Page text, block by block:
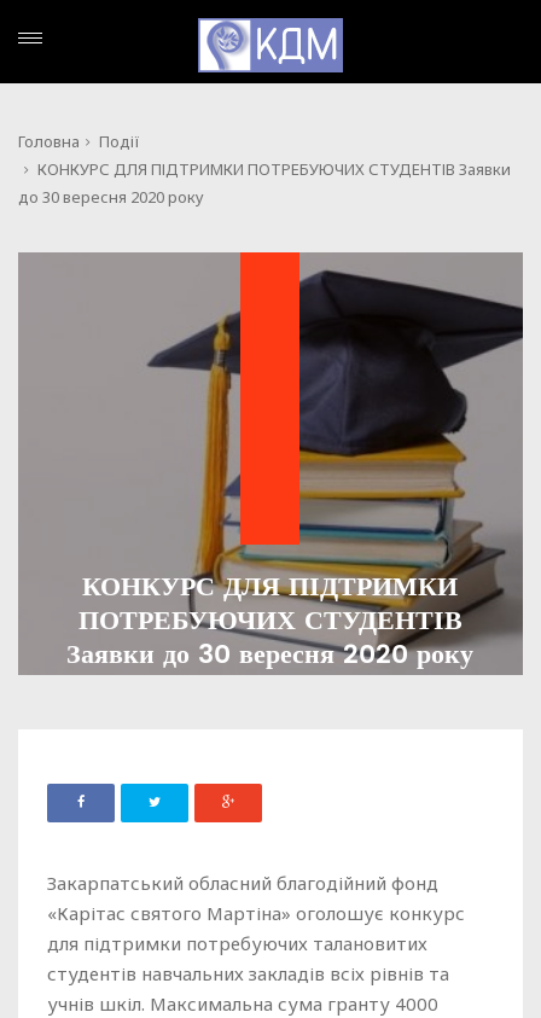
Головна
Події
КОНКУРС ДЛЯ ПІДТРИМКИ ПОТРЕБУЮЧИХ СТУДЕНТІВ Заявки
до 30 вересня 2020 року
КОНКУРС ДЛЯ ПІДТРИМКИ
ПОТРЕБУЮЧИХ СТУДЕНТІВ
Заявки до 30 вересня 2020 року
Закарпатський обласний благодійний фонд
«Карітас святого Мартіна» оголошує конкурс
для підтримки потребуючих талановитих
студентів навчальних закладів всіх рівнів та
учнів шкіл. Максимальна сума гранту 4000